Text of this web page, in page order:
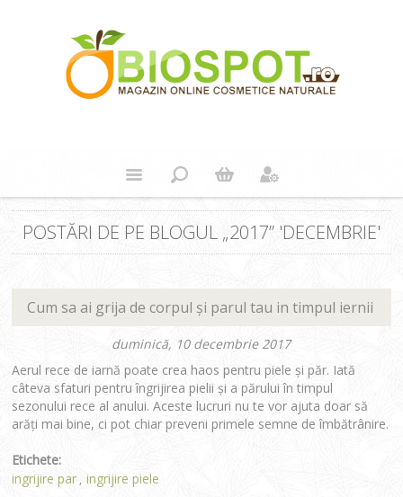
POSTĂRI DE PE BLOGUL „2017” 'DECEMBRIE'
Cum sa ai grija de corpul şi parul tau in timpul iernii
duminică, 10 decembrie 2017
Aerul rece de iarnă poate crea haos pentru piele şi păr. Iată
câteva sfaturi pentru îngrijirea pielii și a părului în timpul
sezonului rece al anului. Aceste lucruri nu te vor ajuta doar să
arăți mai bine, ci pot chiar preveni primele semne de îmbătrânire.
Etichete:
ingrijire par , ingrijire piele